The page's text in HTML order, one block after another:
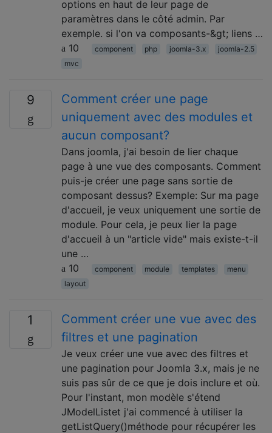
options en haut de leur page de
paramètres dans le côté admin. Par
exemple. si l'on va composants-&gt; liens …
10
component php joomla-3.x
joomla-2.5
mvc
9
Comment créer une page
uniquement avec des modules et
aucun composant?
Dans joomla, j'ai besoin de lier chaque
page à une vue des composants. Comment
puis-je créer une page sans sortie de
composant dessus? Exemple: Sur ma page
d'accueil, je veux uniquement une sortie de
module. Pour cela, je peux lier la page
d'accueil à un "article vide" mais existe-t-il
une …
10
component module templates
menu
layout
1
Comment créer une vue avec des
filtres et une pagination
Je veux créer une vue avec des filtres et
une pagination pour Joomla 3.x, mais je ne
suis pas sûr de ce que je dois inclure et où.
Pour l'instant, mon modèle s'étend
JModelListet j'ai commencé à utiliser la
getListQuery()méthode pour récupérer les